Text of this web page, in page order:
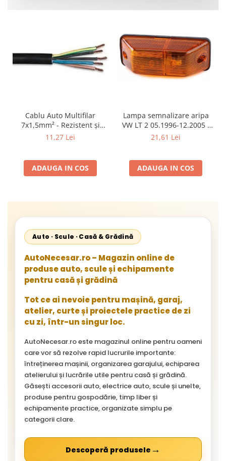
Cablu Auto Multifilar
7x1,5mm² - Rezistent și
Flexibil pentru Remorci 12V-
11,27 Lei
ADAUGA IN COS
Lampa semnalizare aripa
VW LT 2 05.1996-12.2005 ;
Mercedes Sprinter 1995-
Neoplan Euroliner,
Starliner,Centroliner,
21,61 Lei
ADAUGA IN COS
Auto · Scule · Casă & Grădină
AutoNecesar.ro – Magazin online de
produse auto, scule și echipamente
pentru casă și grădină
Tot ce ai nevoie pentru mașină, garaj,
atelier, curte și proiectele practice de zi
cu zi, într-un singur loc.
AutoNecesar.ro este magazinul online pentru oameni
care vor să rezolve rapid lucrurile importante:
întreținerea mașinii, organizarea garajului, echiparea
atelierului și lucrările utile pentru casă și grădină.
Găsești accesorii auto, electrice auto, scule și unelte,
produse pentru gospodărie, timp liber și
echipamente practice, organizate simplu pe
categorii clare.
Descoperă produsele →